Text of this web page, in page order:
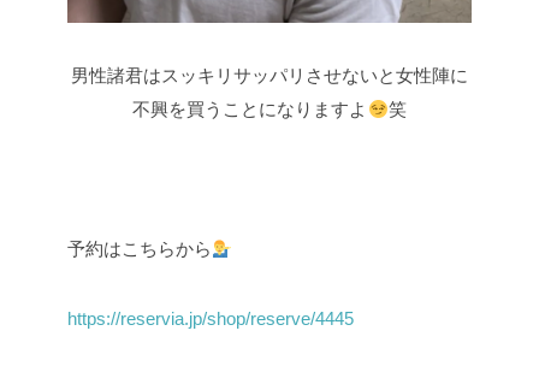
男性諸君はスッキリサッパリさせないと女性陣に
不興を買うことになりますよ
笑
予約はこちらから
https://reservia.jp/shop/reserve/4445